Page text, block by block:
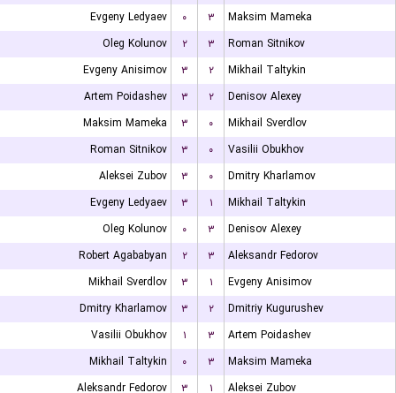
Evgeny Ledyaev
۰ ۳
Maksim Mameka
Oleg Kolunov
۲ ۳
Roman Sitnikov
Evgeny Anisimov
۳ ۲
Mikhail Taltykin
Artem Poidashev
۳ ۲
Denisov Alexey
Maksim Mameka
۳ ۰
Mikhail Sverdlov
Roman Sitnikov
۳ ۰
Vasilii Obukhov
Aleksei Zubov
۳ ۰
Dmitry Kharlamov
Evgeny Ledyaev
۳ ۱
Mikhail Taltykin
Oleg Kolunov
۰ ۳
Denisov Alexey
Robert Agababyan
۲ ۳
Aleksandr Fedorov
Mikhail Sverdlov
۳ ۱
Evgeny Anisimov
Dmitry Kharlamov
۳ ۲
Dmitriy Kugurushev
Vasilii Obukhov
۱ ۳
Artem Poidashev
Mikhail Taltykin
۰ ۳
Maksim Mameka
Aleksandr Fedorov
۳ ۱
Aleksei Zubov